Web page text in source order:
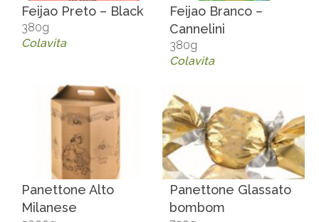
Feijao Preto – Black
380g
Colavita
Feijao Branco –
Cannelini
380g
Colavita
Panettone Alto
Milanese
Panettone Glassato
bombom